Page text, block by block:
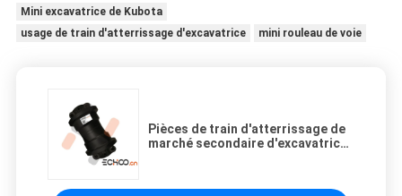
Mini excavatrice de Kubota
usage de train d'atterrissage d'excavatrice
mini rouleau de voie
Pièces de train d'atterrissage de
marché secondaire d'excavatrice